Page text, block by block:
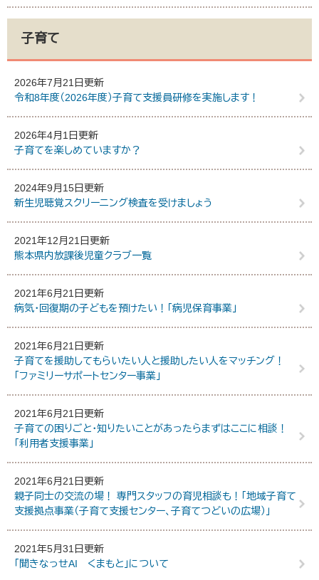
子育て
2026年7月21日更新
令和8年度（2026年度）子育て支援員研修を実施します！
2026年4月1日更新
子育てを楽しめていますか？
2024年9月15日更新
新生児聴覚スクリーニング検査を受けましょう
2021年12月21日更新
熊本県内放課後児童クラブ一覧
2021年6月21日更新
病気・回復期の子どもを預けたい！「病児保育事業」
2021年6月21日更新
子育てを援助してもらいたい人と援助したい人をマッチング！
「ファミリーサポートセンター事業」
2021年6月21日更新
子育ての困りごと・知りたいことがあったらまずはここに相談！
「利用者支援事業」
2021年6月21日更新
親子同士の交流の場！ 専門スタッフの育児相談も！「地域子育て
支援拠点事業（子育て支援センター、子育てつどいの広場）」
2021年5月31日更新
「聞きなっせAI くまもと」について